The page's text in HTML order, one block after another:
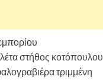
στήθος κοτόπουλου
τριμμένη